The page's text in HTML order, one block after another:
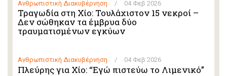
Ανθρωπιστική Διακυβέρνηση / 04 Φεβ 2026
Τραγωδία στη Χίο: Τουλάχιστον 15 νεκροί –
Δεν σώθηκαν τα έμβρυα δύο
τραυματισμένων εγκύων
Ανθρωπιστική Διακυβέρνηση / 04 Φεβ 2026
Πλεύρης για Χίο: “Εγώ πιστεύω το Λιμενικό”